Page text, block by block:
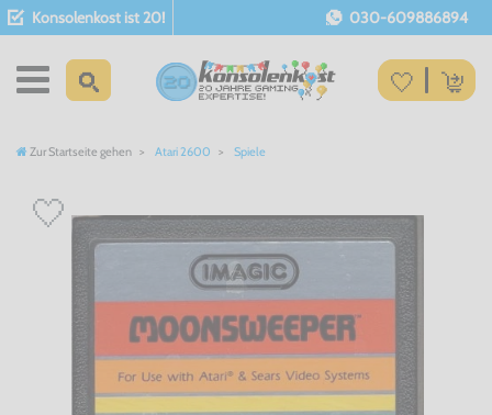
Konsolenkost ist 20! 030-609886894
Zur Startseite gehen Atari 2600 Spiele